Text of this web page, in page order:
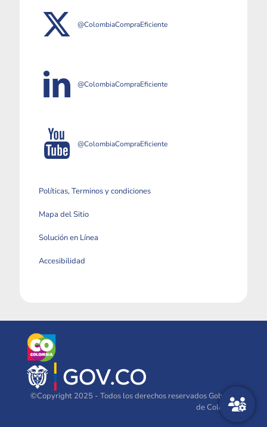
@ColombiaCompraEficiente
@ColombiaCompraEficiente
@ColombiaCompraEficiente
Políticas, Terminos y condiciones
Mapa del Sitio
Solución en Línea
Accesibilidad
©Copyright 2025 - Todos los derechos reservados Gobierno
de Colombia